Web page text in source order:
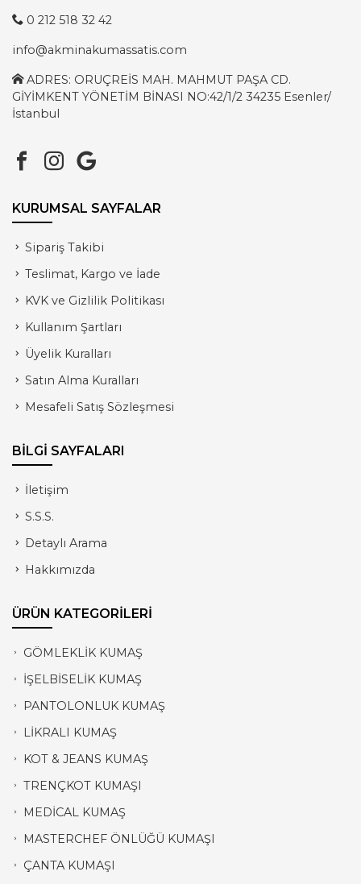
0 212 518 32 42
info@akminakumassatis.com
ADRES: ORUÇREİS MAH. MAHMUT PAŞA CD.
GİYİMKENT YÖNETİM BİNASI NO:42/1/2 34235 Esenler/
İstanbul
KURUMSAL SAYFALAR
Sipariş Takibi
Teslimat, Kargo ve İade
KVK ve Gizlilik Politikası
Kullanım Şartları
Üyelik Kuralları
Satın Alma Kuralları
Mesafeli Satış Sözleşmesi
BİLGİ SAYFALARI
İletişim
S.S.S.
Detaylı Arama
Hakkımızda
ÜRÜN KATEGORİLERİ
GÖMLEKLİK KUMAŞ
İŞELBİSELİK KUMAŞ
PANTOLONLUK KUMAŞ
LİKRALI KUMAŞ
KOT & JEANS KUMAŞ
TRENÇKOT KUMAŞI
MEDİCAL KUMAŞ
MASTERCHEF ÖNLÜĞÜ KUMAŞI
ÇANTA KUMAŞI